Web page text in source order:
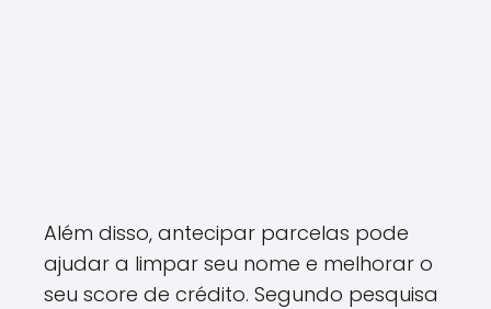
Além disso, antecipar parcelas pode
ajudar a limpar seu nome e melhorar o
seu score de crédito. Segundo pesquisa